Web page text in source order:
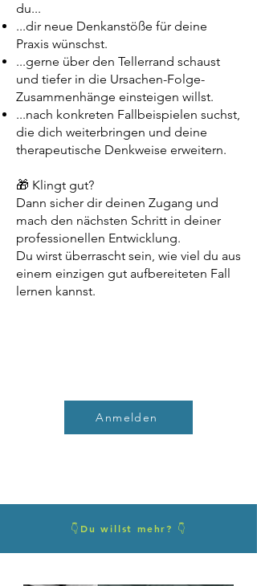
du...
...dir neue Denkanstöße für deine
Praxis wünschst.
...gerne über den Tellerrand schaust
und tiefer in die Ursachen-Folge-
Zusammenhänge einsteigen willst.
...nach konkreten Fallbeispielen suchst,
die dich weiterbringen und deine
therapeutische Denkweise erweitern.
🎁 Klingt gut?
Dann sicher dir deinen Zugang und
mach den nächsten Schritt in deiner
professionellen Entwicklung.
Du wirst überrascht sein, wie viel du aus
einem einzigen gut aufbereiteten Fall
lernen kannst.
Anmelden
👇Du willst mehr? 👇